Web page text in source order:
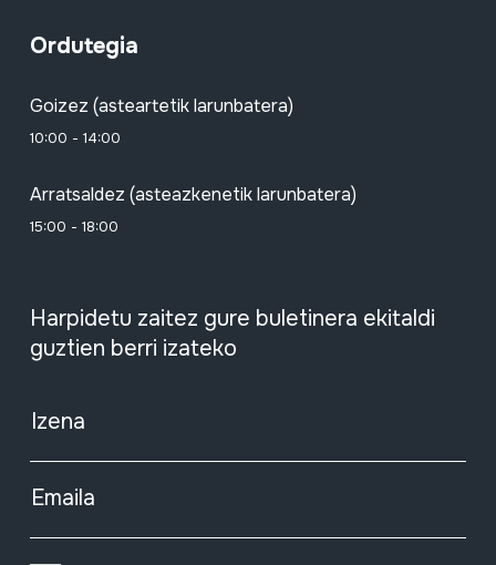
Ordutegia
Goizez (asteartetik larunbatera)
10:00 - 14:00
Arratsaldez (asteazkenetik larunbatera)
15:00 - 18:00
Harpidetu zaitez gure buletinera ekitaldi
guztien berri izateko
Izena
Emaila